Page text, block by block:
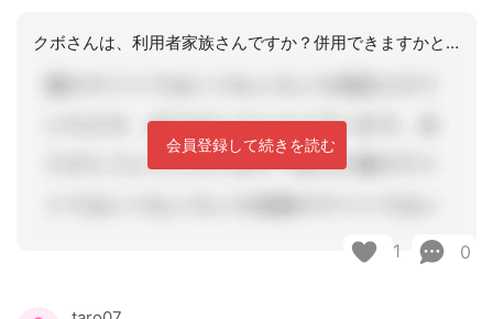
クボさんは、利用者家族さんですか？併用できますかというご質問ですが、現在、ご利用
会員登録して続きを読む
1 0